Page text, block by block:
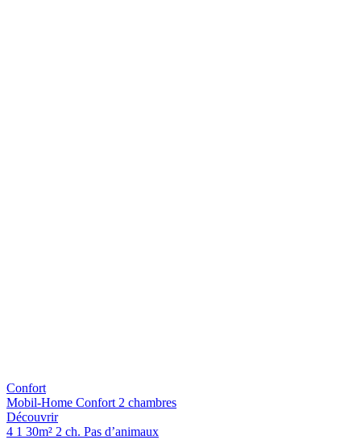
Confort
Mobil-Home Confort 2 chambres
Découvrir
4 1 30m² 2 ch. Pas d’animaux